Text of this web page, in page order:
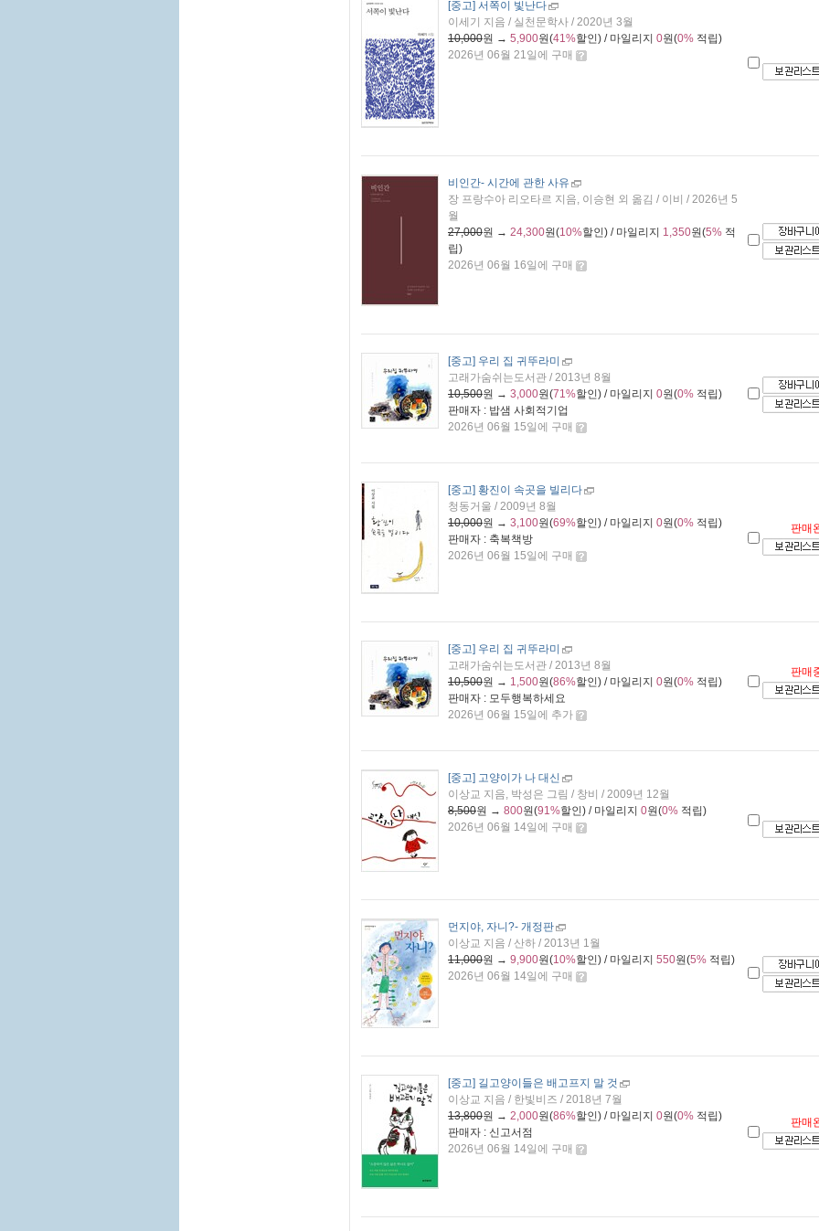
[중고] 서쪽이 빛난다
이세기 지음 / 실천문학사 / 2020년 3월
10,000원 → 5,900원(41%할인) / 마일리지 0원(0% 적립)
2026년 06월 21일에 구매
비인간- 시간에 관한 사유
장 프랑수아 리오타르 지음, 이승현 외 옮김 / 이비 / 2026년 5
월
27,000원 → 24,300원(10%할인) / 마일리지 1,350원(5% 적
립)
2026년 06월 16일에 구매
[중고] 우리 집 귀뚜라미
고래가숨쉬는도서관 / 2013년 8월
10,500원 → 3,000원(71%할인) / 마일리지 0원(0% 적립)
판매자 : 밥샘 사회적기업
2026년 06월 15일에 구매
[중고] 황진이 속곳을 빌리다
청동거울 / 2009년 8월
10,000원 → 3,100원(69%할인) / 마일리지 0원(0% 적립)
판매자 : 축복책방
2026년 06월 15일에 구매
판매
[중고] 우리 집 귀뚜라미
고래가숨쉬는도서관 / 2013년 8월
10,500원 → 1,500원(86%할인) / 마일리지 0원(0% 적립)
판매자 : 모두행복하세요
2026년 06월 15일에 추가
판매
[중고] 고양이가 나 대신
이상교 지음, 박성은 그림 / 창비 / 2009년 12월
8,500원 → 800원(91%할인) / 마일리지 0원(0% 적립)
2026년 06월 14일에 구매
먼지야, 자니?- 개정판
이상교 지음 / 산하 / 2013년 1월
11,000원 → 9,900원(10%할인) / 마일리지 550원(5% 적립)
2026년 06월 14일에 구매
[중고] 길고양이들은 배고프지 말 것
이상교 지음 / 한빛비즈 / 2018년 7월
13,800원 → 2,000원(86%할인) / 마일리지 0원(0% 적립)
판매자 : 신고서점
2026년 06월 14일에 구매
판매